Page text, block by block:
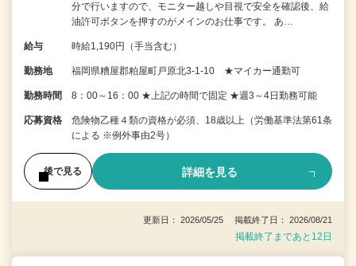
分で行いますので、モニター越しや目視で安全を確認後、給
油許可ボタンを押すのがメインのお仕事です。 あ…
給与 時給1,190円（手当含む）
勤務地 福岡県糟屋郡粕屋町戸原北3-1-10 ★マイカー通勤可
勤務時間 8：00～16：00 ★上記の時間で固定 ★週3～4日勤務可能
応募資格
危険物乙種４類の資格が必須、18歳以上（労働基準法第61条
による ※例外事由2号）
後で見る 詳細を見る
更新日： 2026/05/25 掲載終了日： 2026/08/21
掲載終了まであと12日